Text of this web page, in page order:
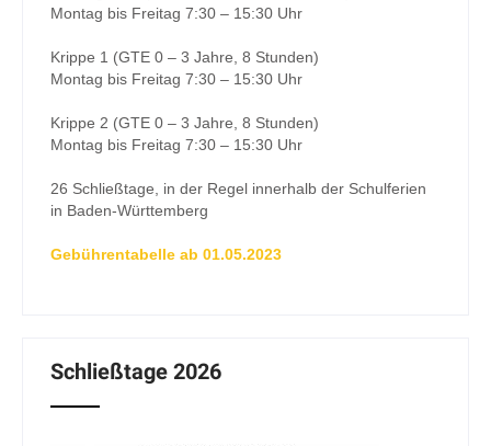
Montag bis Freitag 7:30 – 15:30 Uhr
Krippe 1 (GTE 0 – 3 Jahre, 8 Stunden)
Montag bis Freitag 7:30 – 15:30 Uhr
Krippe 2 (GTE 0 – 3 Jahre, 8 Stunden)
Montag bis Freitag 7:30 – 15:30 Uhr
26 Schließtage, in der Regel innerhalb der Schulferien
in Baden-Württemberg
Gebührentabelle ab 01.05.2023
Schließtage 2026